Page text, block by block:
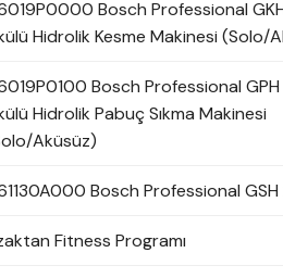
Bosch Professional
Hidrolik Kesme Makinesi (Solo/
Bosch Professional
Hidrolik Pabuç Sıkma Makinesi
Aküsüz)
Bosch Professional GSH
Fitness Programı